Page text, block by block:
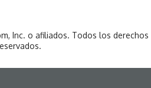
Inc. o afiliados. Todos los derechos